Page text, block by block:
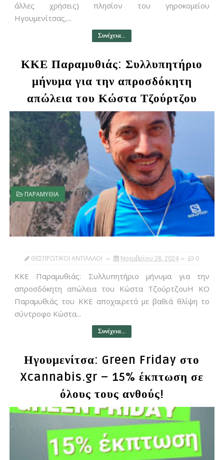
άλλες χρήσεις) πλησίον του γηροκομείου
Ηγουμενίτσας,...
Συνέχεια...
ΚΚΕ Παραμυθιάς: Συλλυπητήριο
μήνυμα για την απροσδόκητη
απώλεια του Κώστα Τζούρτζου
ΠΑΡΑΜΥΘΙΑ
ΘΕΣΠΡΩΤΙΚΟΙ ΑΝΤΙΛΑΛΟΙ Νοεμβρίου 28, 2024 0
ΚΚΕ Παραμυθιάς: Συλλυπητήριο μήνυμα για την
απροσδόκητη απώλεια του Κώστα ΤζούρτζουΗ ΚΟ
Παραμυθιάς του ΚΚΕ αποχαιρετά με βαθιά θλίψη το
σύντροφο Κώστα...
Συνέχεια...
Ηγουμενίτσα: Green Friday στο
Xcannabis.gr – 15% έκπτωση σε
όλους τους ανθούς!